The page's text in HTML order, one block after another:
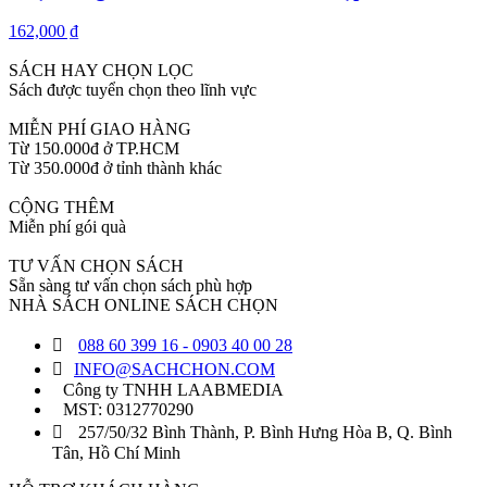
người đã không thể chấp nhận và không dành sự cảm thông, hỗ trợ tinh
thần cho bạn đời của mình. Đây cũng là nguyên nhân dẫn đến xung đột, tan
Thực trạng này khiến nhiều câu hỏi bức thiết được đặt ra. Đâu là nguyên
nhân chính của sự đổ vỡ này? Phải chăng con người nên kìm chế những
nhu cầu cá nhân để sống cho một lý tưởng cao hơn?
162,000 ₫
SÁCH HAY CHỌN LỌC
Sách được tuyển chọn theo lĩnh vực
MIỄN PHÍ GIAO HÀNG
Từ 150.000đ ở TP.HCM
Từ 350.000đ ở tỉnh thành khác
CỘNG THÊM
Miễn phí gói quà
TƯ VẤN CHỌN SÁCH
Sẵn sàng tư vấn chọn sách phù hợp
NHÀ SÁCH ONLINE SÁCH CHỌN
088 60 399 16 - 0903 40 00 28
INFO@SACHCHON.COM
Công ty TNHH LAABMEDIA
MST: 0312770290
257/50/32 Bình Thành, P. Bình Hưng Hòa B, Q. Bình
Tân, Hồ Chí Minh